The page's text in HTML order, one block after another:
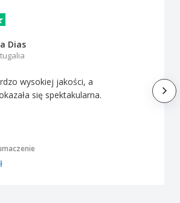
Dias
wysokiej jakości, a
się spektakularna.